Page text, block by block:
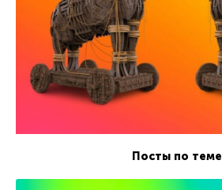
Посты по теме